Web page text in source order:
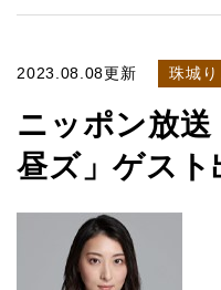
2023.08.08更新 珠城り
ニッポン放
昼ズ」ゲスト